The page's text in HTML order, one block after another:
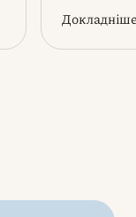
Докладніше